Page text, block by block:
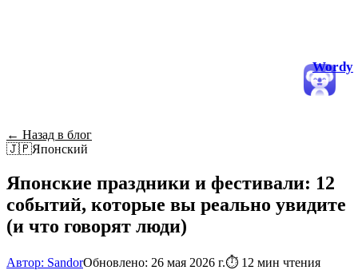
Wordy
← Назад в блог
🇯🇵Японский
Японские праздники и фестивали: 12
событий, которые вы реально увидите
(и что говорят люди)
Автор: SandorОбновлено: 26 мая 2026 г.⏱ 12 мин чтения